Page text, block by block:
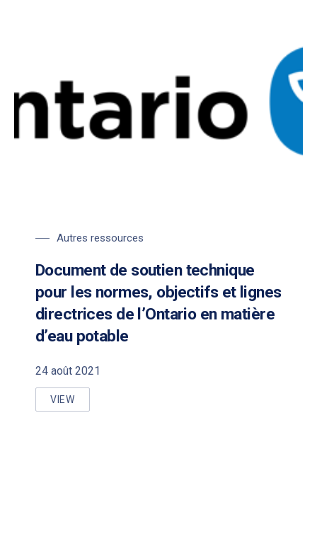
Autres ressources
Document de soutien technique
pour les normes, objectifs et lignes
directrices de l’Ontario en matière
d’eau potable
24 août 2021
VIEW
DOCUMENT DE SOUTIEN TECHNIQUE POUR LES